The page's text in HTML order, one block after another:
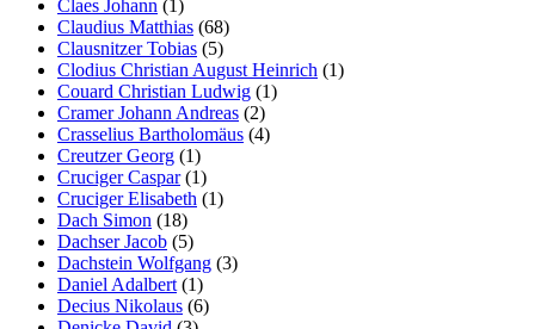
Claes Johann (1)
Claudius Matthias (68)
Clausnitzer Tobias (5)
Clodius Christian August Heinrich (1)
Couard Christian Ludwig (1)
Cramer Johann Andreas (2)
Crasselius Bartholomäus (4)
Creutzer Georg (1)
Cruciger Caspar(1)
Cruciger Elisabeth (1)
Dach Simon (18)
Dachser Jacob (5)
Dachstein Wolfgang (3)
Daniel Adalbert (1)
Decius Nikolaus (6)